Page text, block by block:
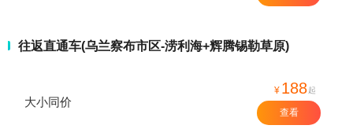
往返直通车(乌兰察布市区-涝利海+辉腾锡勒草原)
大小同价
¥ 188起
查看